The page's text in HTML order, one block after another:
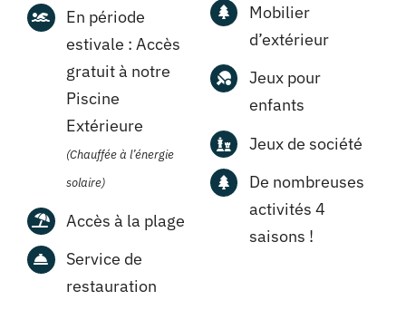
En période
estivale : Accès
gratuit à notre
Piscine
Extérieure
(Chauffée à l’énergie
solaire)
Accès à la plage
Service de
restauration
Mobilier
d’extérieur
Jeux pour
enfants
Jeux de société
De nombreuses
activités 4
saisons !